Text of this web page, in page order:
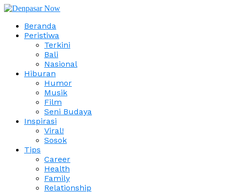
Beranda
Peristiwa
Terkini
Bali
Nasional
Hiburan
Humor
Musik
Film
Seni Budaya
Inspirasi
Viral!
Sosok
Tips
Career
Health
Family
Relationship